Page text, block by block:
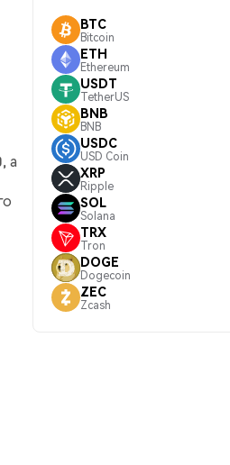
а
BTC
Bitcoin
ETH
Ethereum
USDT
TetherUS
BNB
BNB
USDC
USD Coin
XRP
Ripple
SOL
Solana
TRX
Tron
DOGE
Dogecoin
ZEC
Zcash